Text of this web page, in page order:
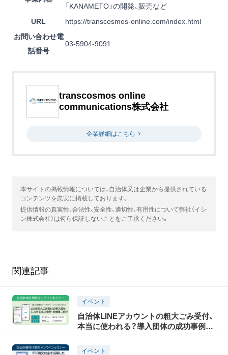
「KANAMETO」の開発、販売など
URL
https://transcosmos-online.com/index.html
お問い合わせ電
話番号
03-5904-9091
transcosmos online
communications株式会社
企業詳細はこちら
本サイトの掲載情報については、自治体又は企業から提供されている
コンテンツを忠実に掲載しております。
提供情報の真実性、合法性、安全性、適切性、有用性について弊社（イシ
ン株式会社）は何ら保証しないことをご了承ください。
関連記事
イベント
自治体LINEアカウントの粗大ごみ受付、
本当に使われる？導入団体の成功事例・
催(無料)
イベント